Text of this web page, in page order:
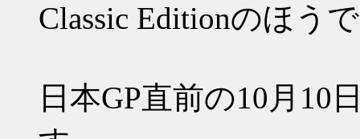
Classic Editionのほう
日本GP直前の10月10